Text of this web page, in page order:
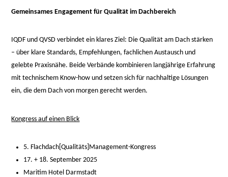
Gemeinsames Engagement für Qualität im Dachbereich
IQDF und QVSD verbindet ein klares Ziel: Die Qualität am Dach stärken
– über klare Standards, Empfehlungen, fachlichen Austausch und
gelebte Praxisnähe. Beide Verbände kombinieren langjährige Erfahrung
mit technischem Know-how und setzen sich für nachhaltige Lösungen
ein, die dem Dach von morgen gerecht werden.
Kongress auf einen Blick
5. Flachdach[Qualitäts]Management-Kongress
17. + 18. September 2025
Maritim Hotel Darmstadt